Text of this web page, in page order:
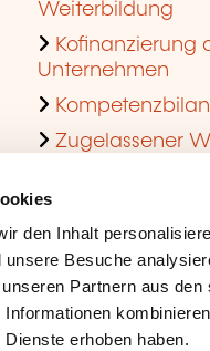
den Inhalt
Besuche
Partnern aus
erhoben haben.
Weiterbildung
Kofinanzierung
Unternehmen
Zugelassener